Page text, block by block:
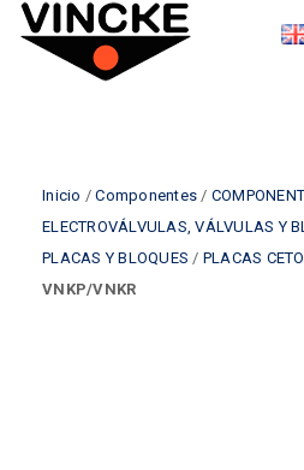
Inicio /Componentes /
ELECTROVÁLVULAS, VÁLVULAS Y
PLACAS Y BLOQUES / PLACAS
VNKP/VNKR